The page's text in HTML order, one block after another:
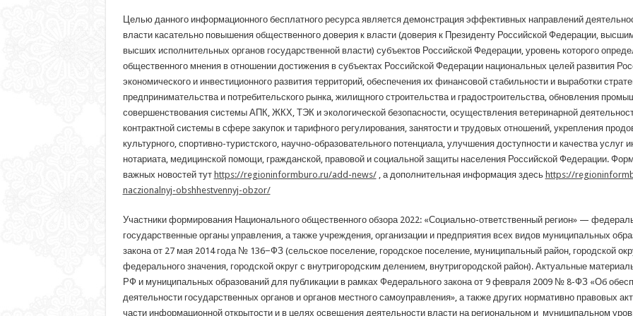
Целью данного информационного бесплатного ресурса является демонстрация эффективных направлений
власти касательно повышения общественного доверия к власти (доверия к Президенту Российской Федерации,
высших исполнительных органов государственной власти) субъектов Российской Федерации, уровень которого
общественного мнения в отношении достижения в субъектах Российской Федерации национальных целей развития
экономического и инвестиционного развития территорий, обеспечения их финансовой стабильности и выработки
предпринимательства и потребительского рынка, жилищного строительства и градостроительства, обновления
совершенствования системы АПК, ЖКХ, ТЭК и экологической безопасности, осуществления ветеринарной
контрактной системы в сфере закупок и тарифного регулирования, занятости и трудовых отношений, укрепления
культурного, спортивно-туристского, научно-образовательного потенциала, улучшения доступности и качества
нотариата, медицинской помощи, гражданской, правовой и социальной защиты населения Российской Федерации.
важных новостей тут https://regioninformburo.ru/add-news/, а дополнительная информация здесь​​​​​​​ https://
naczionalnyj-obshhestvennyj-obzor/
Участники формирования Национального общественного обзора 2022: «Социально-ответственный регион» —
государственные органы управления, а также учреждения, организации и предприятия всех видов муниципальных
закона от 27 мая 2014 года № 136−ФЗ (сельское поселение, городское поселение, муниципальный район, городской
федерального значения, городской округ с внутригородским делением, внутригородской район). Актуальные
РФ и муниципальных образований для публикации в рамках Федерального закона от 9 февраля 2009 № 8-ФЗ «Об
деятельности государственных органов и органов местного самоуправления», а также других нормативно правовых
части информационной открытости и в целях освещения деятельности власти на региональном и муниципальном